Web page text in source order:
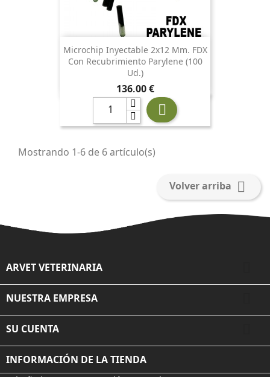
Microchip Inyectable 2x12 Mm. FDX
Con Recubrimiento Parylene (100
Ud.)
Precio
136,00 €

Mostrando 1-6 de 6 artículo(s)
Volver arriba 
ARVET VETERINARIA
NUESTRA EMPRESA
SU CUENTA
INFORMACIÓN DE LA TIENDA